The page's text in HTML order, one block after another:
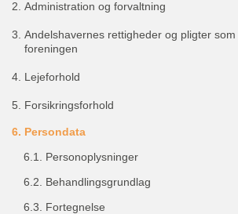
2. Administration og forvaltning
3. Andelshavernes rettigheder og pligter
foreningen
4. Lejeforhold
5. Forsikringsforhold
6. Persondata
6.1. Personoplysninger
6.2. Behandlingsgrundlag
6.3. Fortegnelse